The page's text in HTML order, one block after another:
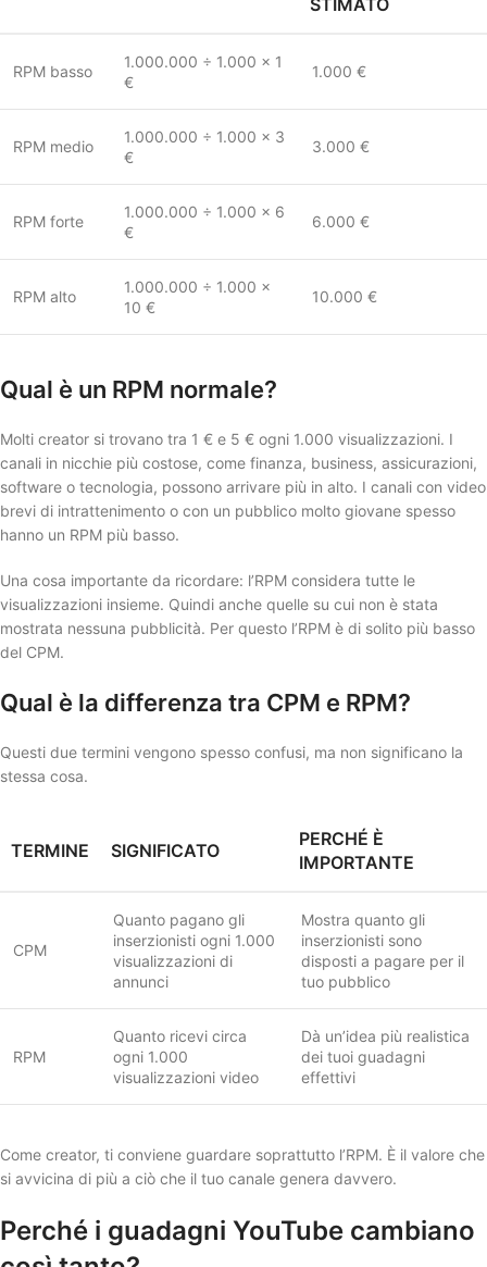
RPM basso
1.000.000 ÷ 1.000 × 1
€
1.000 €
RPM medio
1.000.000 ÷ 1.000 × 3
€
3.000 €
RPM forte
1.000.000 ÷ 1.000 × 6
€
6.000 €
RPM alto
1.000.000 ÷ 1.000 ×
10 €
10.000 €
Qual è un RPM normale?
Molti creator si trovano tra 1 € e 5 € ogni 1.000 visualizzazioni. I
canali in nicchie più costose, come finanza, business, assicurazioni,
software o tecnologia, possono arrivare più in alto. I canali con video
brevi di intrattenimento o con un pubblico molto giovane spesso
hanno un RPM più basso.
Una cosa importante da ricordare: l’RPM considera tutte le
visualizzazioni insieme. Quindi anche quelle su cui non è stata
mostrata nessuna pubblicità. Per questo l’RPM è di solito più basso
del CPM.
Qual è la differenza tra CPM e RPM?
Questi due termini vengono spesso confusi, ma non significano la
stessa cosa.
TERMINE SIGNIFICATO
PERCHÉ È
IMPORTANTE
CPM
Quanto pagano gli
inserzionisti ogni 1.000
visualizzazioni di
annunci
Mostra quanto gli
inserzionisti sono
disposti a pagare per il
tuo pubblico
RPM
Quanto ricevi circa
ogni 1.000
visualizzazioni video
Dà un’idea più realistica
dei tuoi guadagni
effettivi
Come creator, ti conviene guardare soprattutto l’RPM. È il valore che
si avvicina di più a ciò che il tuo canale genera davvero.
Perché i guadagni YouTube cambiano